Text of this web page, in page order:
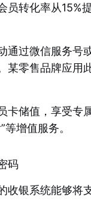
员转化率从15%
通过微信服务
某零售品牌应用
卡储值，享受专
增值服务。
码
收银系统能够将